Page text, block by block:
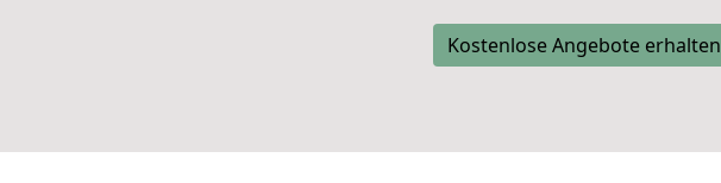
Kostenlose Angebote erhalten